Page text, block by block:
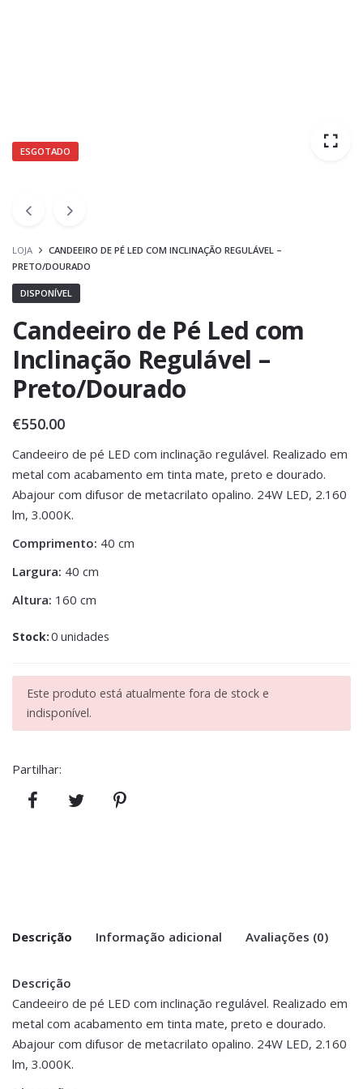
ESGOTADO
LOJA
CANDEEIRO DE PÉ LED COM INCLINAÇÃO REGULÁVEL –
PRETO/DOURADO
DISPONÍVEL
Candeeiro de Pé Led com
Inclinação Regulável –
Preto/Dourado
€550.00
Candeeiro de pé LED com inclinação regulável. Realizado em
metal com acabamento em tinta mate, preto e dourado.
Abajour com difusor de metacrilato opalino. 24W LED, 2.160
lm, 3.000K.
Comprimento: 40 cm
Largura: 40 cm
Altura: 160 cm
Stock:0 unidades
Este produto está atualmente fora de stock e
indisponível.
Partilhar:
Descrição Informação adicional Avaliações (0)
Descrição
Candeeiro de pé LED com inclinação regulável. Realizado em
metal com acabamento em tinta mate, preto e dourado.
Abajour com difusor de metacrilato opalino. 24W LED, 2.160
lm, 3.000K.
Peso 9.2 kg
Dimensões 40 × 40 × 160 cm
There are no reviews yet.
Be the first to review “Candeeiro de Pé
Led com Inclinação Regulável –
Preto/Dourado”